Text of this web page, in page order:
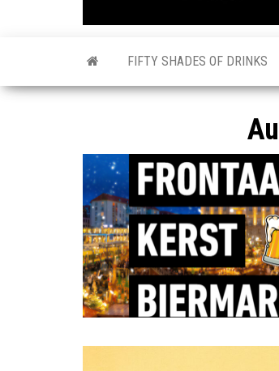
FIFTY SHADES OF DRINKS